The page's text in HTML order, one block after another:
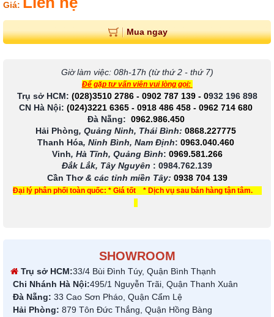
Giá:
Mua ngay
Giờ làm việc: 08h-17h (từ thứ 2 - thứ 7)
Để gặp tư vấn viên vui lòng gọi:
Trụ sở HCM: (028)3510 2786 - 0902 787 139- 0932 196 898
CN Hà Nội: (024)3221 6365 - 0918 486 458 - 0962 714 680
Đà Nẵng: 0962.986.450
Hải Phòng, Quảng Ninh, Thái Bình: 0868.227775
Thanh Hóa, Ninh Bình, Nam Định: 0963.040.460
Vinh, Hà Tĩnh, Quảng Bình: 0969.581.266
Đắk Lắk, Tây Nguyên : 0984.762.139
Cần Thơ & các tỉnh miền Tây: 0938 704 139
Đại lý phân phối toàn quốc: * Giá tốt * Dịch vụ sau bán hàng tận tâm.
SHOWROOM
Trụ sở HCM:33/4 Bùi Đình Túy, Quận Bình Thạnh
Chi Nhánh Hà Nội:495/1 Nguyễn Trãi, Quận Thanh Xuân
Đà Nẵng: 33 Cao Sơn Pháo, Quận Cẩm Lệ
Hải Phòng: 879 Tôn Đức Thắng, Quận Hồng Bàng